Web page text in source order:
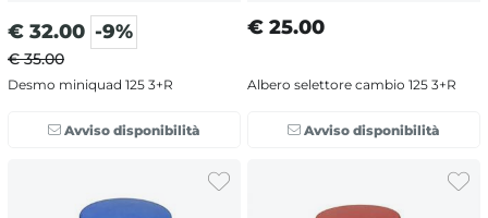
€ 32.00 -9%
€ 35.00
Desmo miniquad 125 3+R
Avviso disponibilità
€ 25.00
Albero selettore cambio 125 3+R
Avviso disponibilità